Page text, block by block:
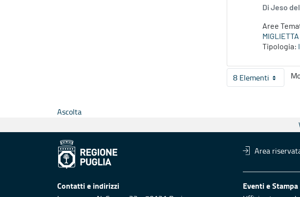
Di Jeso
Aree
MIGLIETTA
Tipologia:
8 ElementiPer pagina
Ascolta
Area
Contatti e indirizzi Eventi e Stampa